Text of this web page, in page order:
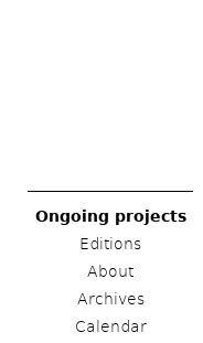
Ongoing projects
Editions
About
Archives
Calendar